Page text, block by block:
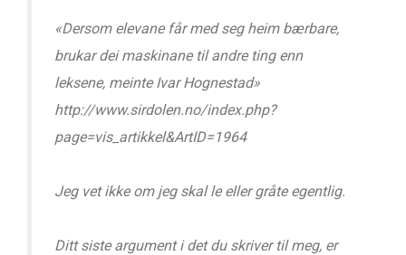
«Dersom elevane får med seg heim bærbare,
brukar dei maskinane til andre ting enn
leksene, meinte Ivar Hognestad»
http://www.sirdolen.no/index.php?
page=vis_artikkel&ArtID=1964
Jeg vet ikke om jeg skal le eller gråte egentlig.
Ditt siste argument i det du skriver til meg, er